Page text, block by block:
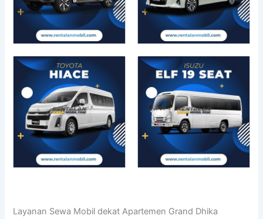
Layanan Sewa Mobil dekat Apartemen Grand Dhika